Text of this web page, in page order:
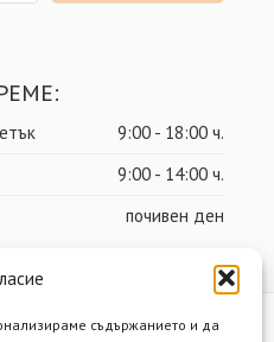
съдържанието и да
9:00 - 18:00 ч.
9:00 - 14:00 ч.
почивен ден